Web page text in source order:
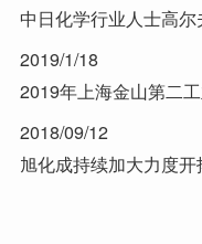
中日化学行业人士高
2019/1/18
2019年上海金山第二
2018/09/12
旭化成持续加大力度